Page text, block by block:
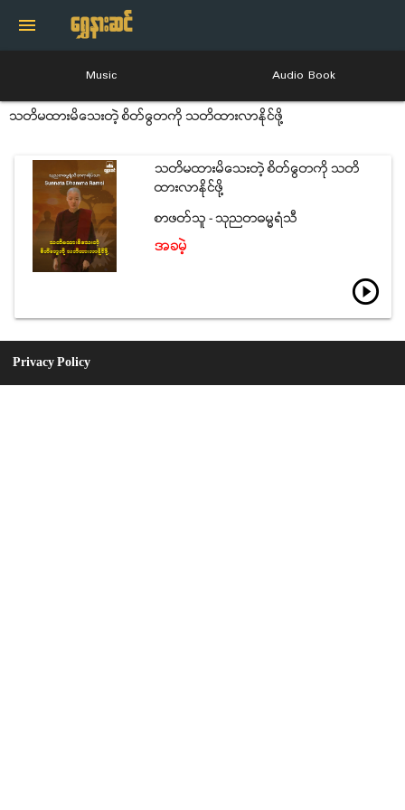
menu
Music Audio Book
သတိမထားမိေသးတဲ့ စိတ္ေတြကို သတိထားလာႏိုင္ဖို႔
သတိမထားမိေသးတဲ့ စိတ္ေတြကို သတိ
ထားလာႏိုင္ဖို႔
စာဖတ္သူ - သုညတဓမၼရံသီ
အခမဲ့
play_circle_outline
Privacy Policy